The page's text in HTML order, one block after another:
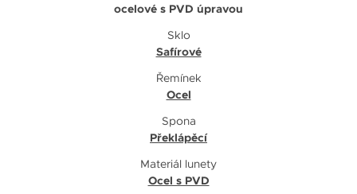
ocelové s PVD úpravou
Sklo
Safírové
Řemínek
Ocel
Spona
Překlápěcí
Materiál lunety
Ocel s PVD